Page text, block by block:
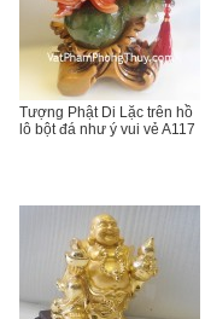
Tượng Phật Di Lặc trên hồ
lô bột đá như ý vui vẻ A117